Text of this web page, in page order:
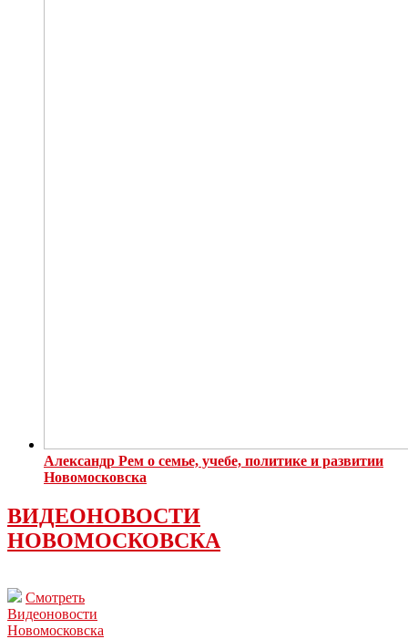
Александр Рем о семье, учебе, политике и развитии
Новомосковска
ВИДЕОНОВОСТИ
НОВОМОСКОВСКА
Смотреть
Видеоновости
Новомосковска